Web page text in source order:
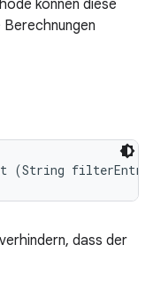
können diese
(String
dass der